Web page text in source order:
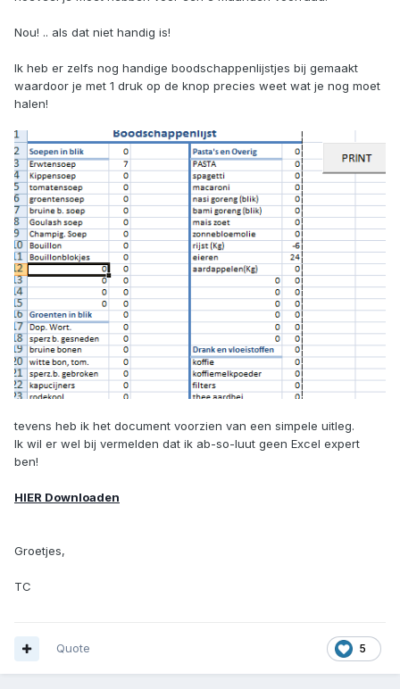
Nou! .. als dat niet handig is!
Ik heb er zelfs nog handige boodschappenlijstjes bij gemaakt
waardoor je met 1 druk op de knop precies weet wat je nog moet
halen!
tevens heb ik het document voorzien van een simpele uitleg.
Ik wil er wel bij vermelden dat ik ab-so-luut geen Excel expert
ben!
HIER Downloaden
Groetjes,
TC
5
Quote